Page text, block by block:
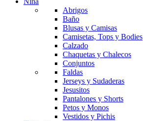
Abrigos
Baño
Blusas y Camisas
Camisetas, Tops y Bodies
Calzado
Chaquetas y Chalecos
Conjuntos
Faldas
Jerseys y Sudaderas
Jesusitos
Pantalones y Shorts
Petos y Monos
Vestidos y Pichis